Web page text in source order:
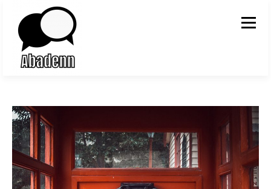
Aller au contenu
Menu